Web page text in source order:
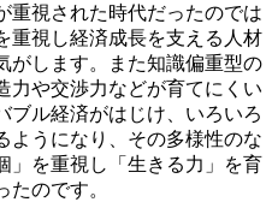
重視された時代だったのでは
重視し経済成長を支える人材
がします。また知識偏重型の
力や交渉力などが育てにくい
ブル経済がはじけ、いろいろ
ようになり、その多様性のな
」を重視し「生きる力」を育
のです。